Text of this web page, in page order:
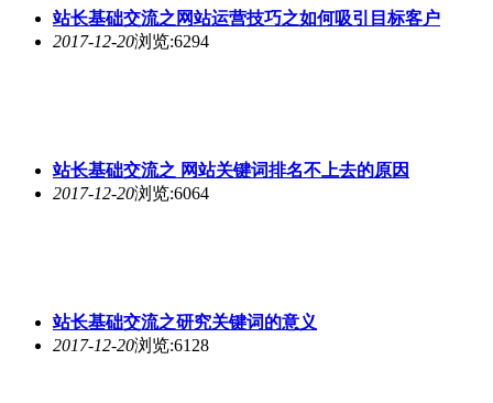
站长基础交流之网站运营技巧之如何吸引目标客户
2017-12-20浏览:6294
站长基础交流之 网站关键词排名不上去的原因
2017-12-20浏览:6064
站长基础交流之研究关键词的意义
2017-12-20浏览:6128